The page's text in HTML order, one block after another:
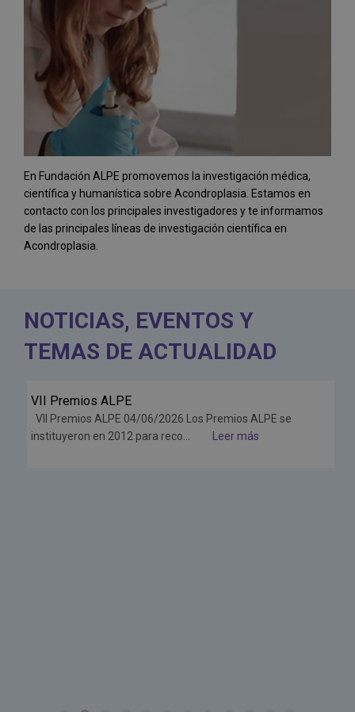
En Fundación ALPE promovemos la investigación médica,
científica y humanística sobre Acondroplasia. Estamos en
contacto con los principales investigadores y te informamos
de las principales líneas de investigación científica en
Acondroplasia.
NOTICIAS, EVENTOS Y
TEMAS DE ACTUALIDAD
Jun
26
VII Premios ALPE
VII Premios ALPE 04/06/2026 Los Premios ALPE se
instituyeron en 2012 para reco...
Leer más